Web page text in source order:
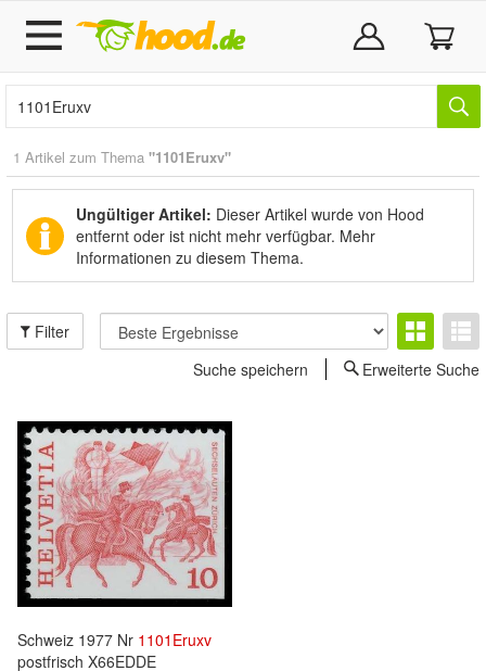
1 Artikel zum Thema "1101Eruxv"
Ungültiger Artikel: Dieser Artikel wurde von Hood
entfernt oder ist nicht mehr verfügbar. Mehr
Informationen zu diesem Thema.
Filter
Suche speichern
Erweiterte Suche
Schweiz 1977 Nr 1101Eruxv
postfrisch X66EDDE